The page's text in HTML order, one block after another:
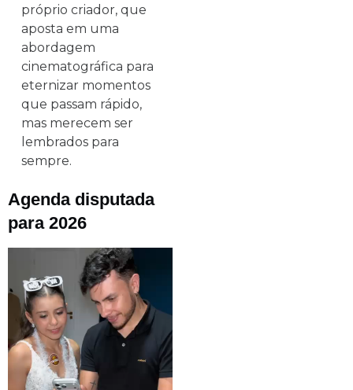
próprio criador, que
aposta em uma
abordagem
cinematográfica para
eternizar momentos
que passam rápido,
mas merecem ser
lembrados para
sempre.
Agenda disputada
para 2026